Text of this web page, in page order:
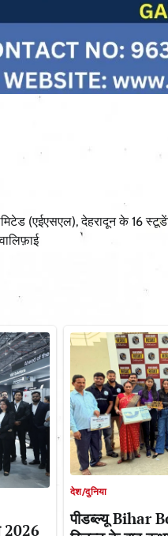
(एईएसएल), देहरादून के 16
2026
देश/दुनिया
पीडब्ल्यू Bihar